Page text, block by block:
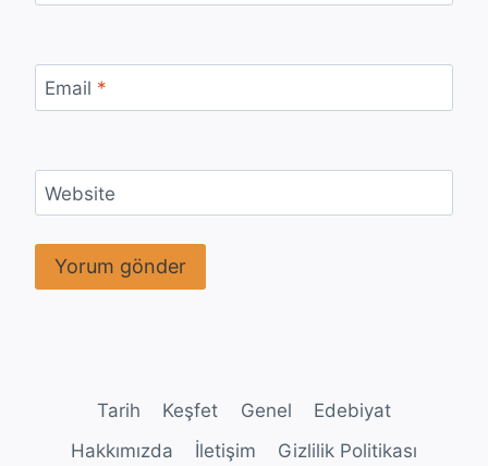
Email *
Website
Tarih Keşfet Genel
Edebiyat
Hakkımızda
İletişim Gizlilik Politikası